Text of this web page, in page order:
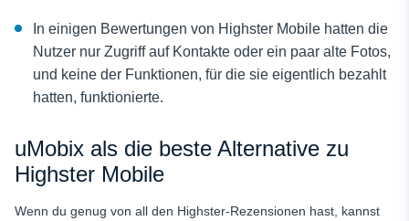
In einigen Bewertungen von Highster Mobile hatten die
Nutzer nur Zugriff auf Kontakte oder ein paar alte Fotos,
und keine der Funktionen, für die sie eigentlich bezahlt
hatten, funktionierte.
uMobix als die beste Alternative zu
Highster Mobile
Wenn du genug von all den Highster-Rezensionen hast, kannst